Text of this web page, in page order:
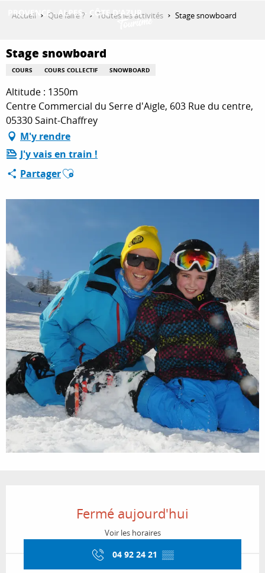
principal
DÉCOUVRIR
QUE FAIRE ?
SÉJOURNER
Accueil Que faire ? Toutes les activités Stage snowboard
Stage snowboard
COURS COURS COLLECTIF SNOWBOARD
Altitude : 1350m
Centre Commercial du Serre d'Aigle, 603 Rue du centre,
05330 Saint-Chaffrey
M'y rendre
J'y vais en train !
PartagerAjouter aux favoris
Fermé aujourd'hui
Voir les horaires
04 92 24 21 ▒▒